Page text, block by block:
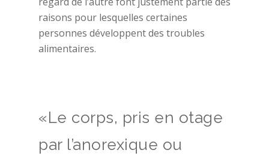
raisons pour lesquelles certaines
personnes développent des troubles
alimentaires.
«Le corps, pris en otage
par l’anorexique ou